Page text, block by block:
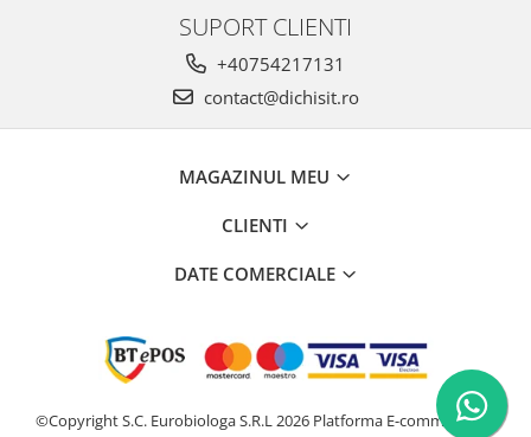
SUPORT CLIENTI
+40754217131
contact@dichisit.ro
MAGAZINUL MEU
CLIENTI
DATE COMERCIALE
©Copyright S.C. Eurobiologa S.R.L 2026 Platforma E-commerce by